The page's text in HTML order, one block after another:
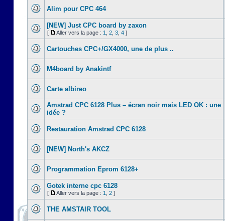
Alim pour CPC 464
[NEW] Just CPC board by zaxon
[ Aller vers la page : 1 2 3 4 ]
Cartouches CPC+/GX4000, une de plus ..
M4board by Anakintf
Carte albireo
Amstrad CPC 6128 Plus – écran noir mais LED OK : une
idée ?
Restauration Amstrad CPC 6128
[NEW] North's AKCZ
Programmation Eprom 6128+
Gotek interne cpc 6128
[ Aller vers la page : 1 2 ]
THE AMSTAIR TOOL